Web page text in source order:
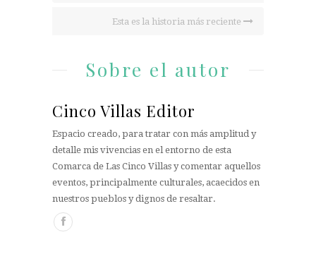
Esta es la historia más reciente
Sobre el autor
Cinco Villas Editor
Espacio creado, para tratar con más amplitud y
detalle mis vivencias en el entorno de esta
Comarca de Las Cinco Villas y comentar aquellos
eventos, principalmente culturales, acaecidos en
nuestros pueblos y dignos de resaltar.